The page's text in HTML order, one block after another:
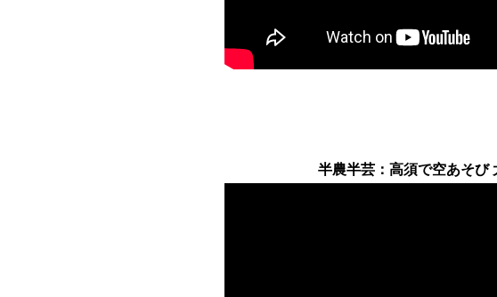
半農半芸：高須で空あそび